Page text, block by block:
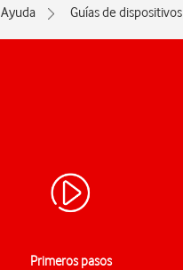
Ayuda Guías de dispositivos
Primeros pasos